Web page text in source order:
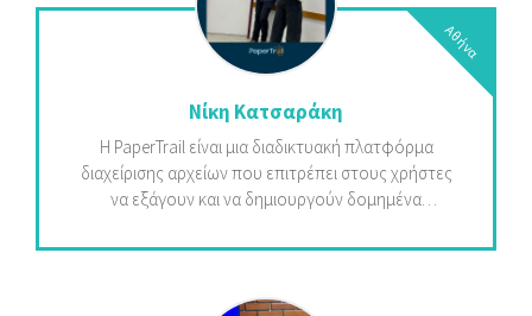
Αθήνα
Νίκη Κατσαράκη
Η PaperTrail είναι μια διαδικτυακή πλατφόρμα
διαχείρισης αρχείων που επιτρέπει στους χρήστες
να εξάγουν και να δημιουργούν δομημένα
PaperTrail είναι να μειώσει στο ελάχιστο την ανάγκη
αρχειοθέτηση. Επιπλέον, απελευθερώνει τη γνώση